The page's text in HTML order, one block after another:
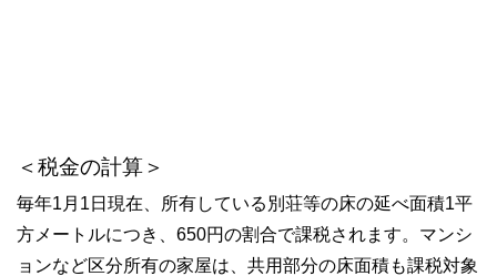
＜税金の計算＞
毎年1月1日現在、所有している別荘等の床の延べ面積1平
方メートルにつき、650円の割合で課税されます。マンシ
ョンなど区分所有の家屋は、共用部分の床面積も課税対象